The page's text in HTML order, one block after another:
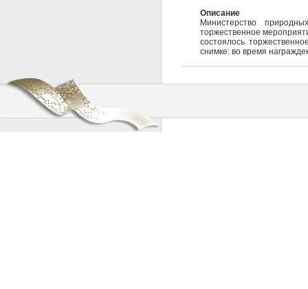
Описание
Министерство
торжественное
состоялось
снимке: во время